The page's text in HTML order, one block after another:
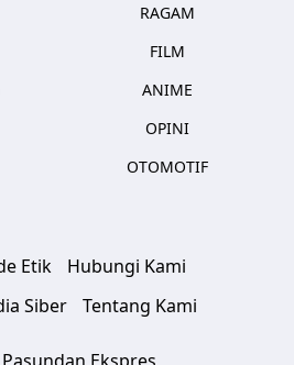
RAGAM
FILM
ANIME
OPINI
OTOMOTIF
Etik
Hubungi Kami
Siber
Tentang Kami